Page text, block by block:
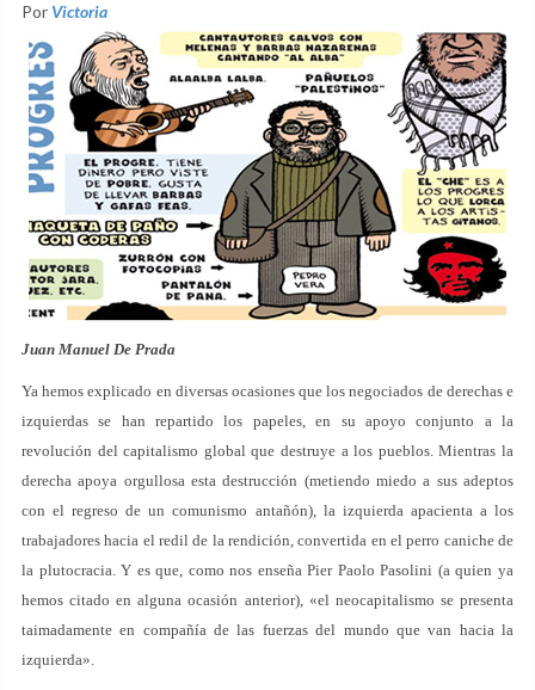
Por Victoria
Juan Manuel De Prada
Ya hemos explicado en diversas ocasiones que los negociados de derechas e
izquierdas se han repartido los papeles, en su apoyo conjunto a la
revolución del capitalismo global que destruye a los pueblos. Mientras la
derecha apoya orgullosa esta destrucción (metiendo miedo a sus adeptos
con el regreso de un comunismo antañón), la izquierda apacienta a los
trabajadores hacia el redil de la rendición, convertida en el perro caniche de
la plutocracia. Y es que, como nos enseña Pier Paolo Pasolini (a quien ya
hemos citado en alguna ocasión anterior), «el neocapitalismo se presenta
taimadamente en compañía de las fuerzas del mundo que van hacia la
izquierda».